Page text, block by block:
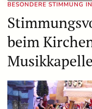
BESONDERE STIMMUNG
beim